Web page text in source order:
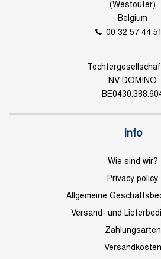
(Westouter)
Belgium
00 32 57 44
NV DOMINO
Info
Wie sind wir?
Privacy policy
Allgemeine
Versand- und
Zahlungsarten
Versandkosten